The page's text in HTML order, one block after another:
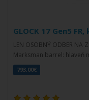
GLOCK 17 Gen5
LEN OSOBNÝ ODBER
Marksman barrel: hlaveň
793,00€